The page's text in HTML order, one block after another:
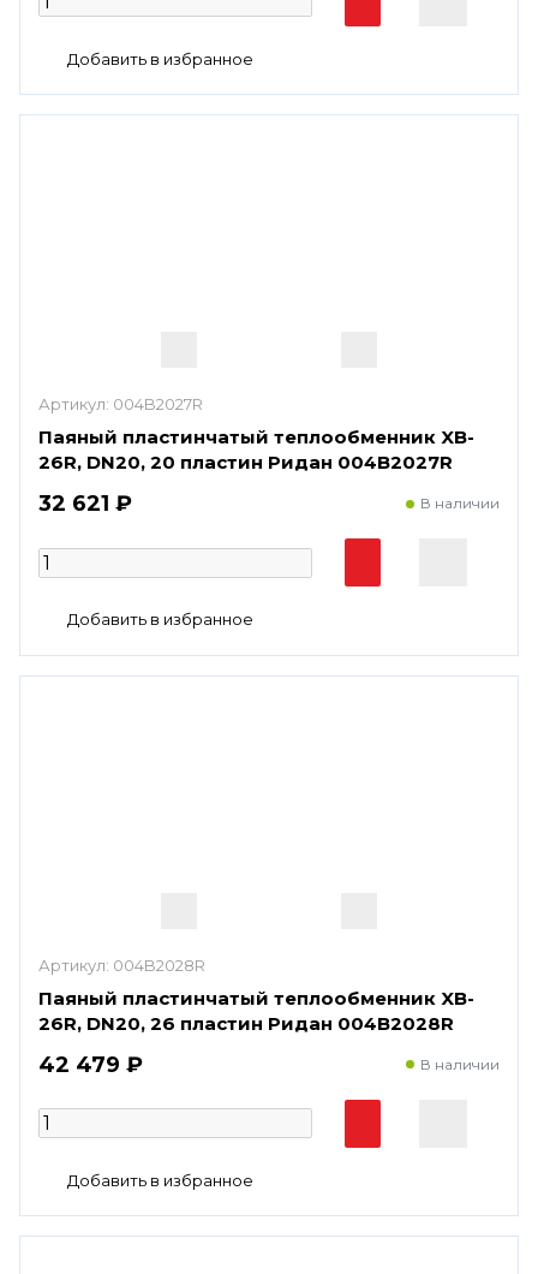
Артикул: 004B2027R
Паяный пластинчатый теплообменник XB-
26R, DN20, 20 пластин Ридан 004B2027R
32 621 ₽ В наличии
Артикул: 004B2028R
Паяный пластинчатый теплообменник XB-
26R, DN20, 26 пластин Ридан 004B2028R
42 479 ₽ В наличии